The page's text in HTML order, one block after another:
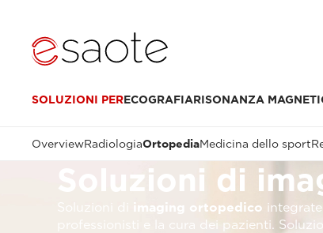
SOLUZIONI PERECOGRAFIARISONANZA
OverviewRadiologiaOrtopediaMedicina dello sport
Soluzioni di
Soluzioni di imaging ortopedico
professionisti e la cura dei pazienti.